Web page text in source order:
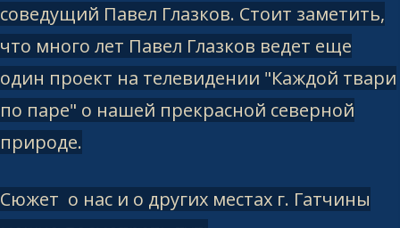
соведущий Павел Глазков. Стоит заметить,
что много лет Павел Глазков ведет еще
один проект на телевидении "Каждой твари
по паре" о нашей прекрасной северной
природе.
Сюжет о нас и о других местах г. Гатчины